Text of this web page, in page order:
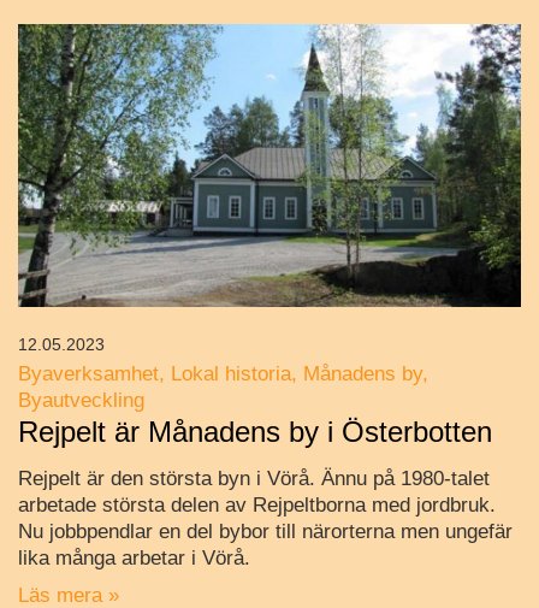
Byaverksamhet Lokal historia Månadens by
Byautveckling
Rejpelt är Månadens by i Österbotten
Rejpelt är den största byn i Vörå. Ännu på 1980-talet
arbetade största delen av Rejpeltborna med jordbruk.
Nu jobbpendlar en del bybor till närorterna men ungefär
lika många arbetar i Vörå.
Läs mera »
12.05.2023